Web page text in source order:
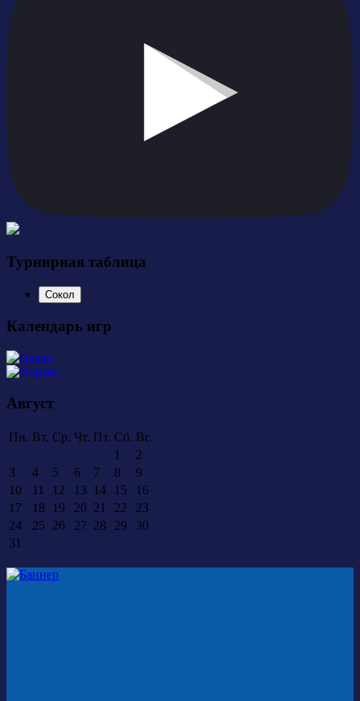
Турнирная таблица
Сокол
Календарь игр
Август
Пн. Вт. Ср. Чт. Пт. Сб. Вс.
1
2
3
4 5 6 7 8
9
10
11 12 13 14 15
16
17
18 19 20 21 22
23
24
25 26 27 28 29
30
31